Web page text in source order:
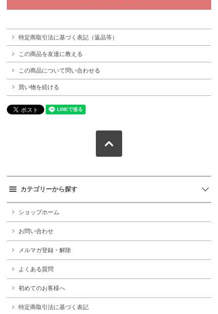
特定商取引法に基づく表記（返品等）
この商品を友達に教える
この商品について問い合わせる
買い物を続ける
カテゴリーから探す
ショップホーム
お問い合わせ
メルマガ登録・解除
よくある質問
初めてのお客様へ
特定商取引法に基づく表記